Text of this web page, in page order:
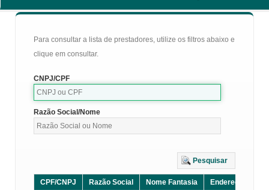
Para consultar a lista de prestadores, utilize os filtros abaixo e
clique em consultar.
CNPJ/CPF
Razão Social/Nome
Pesquisar
CPF/CNPJ Razão Social Nome Fantasia Endereço